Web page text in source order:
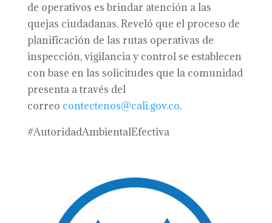
de operativos es brindar atención a las
quejas ciudadanas. Reveló que el proceso de
planificación de las rutas operativas de
inspección, vigilancia y control se establecen
con base en las solicitudes que la comunidad
presenta a través del
correo contectenos@cali.gov.co.
#AutoridadAmbientalEfectiva